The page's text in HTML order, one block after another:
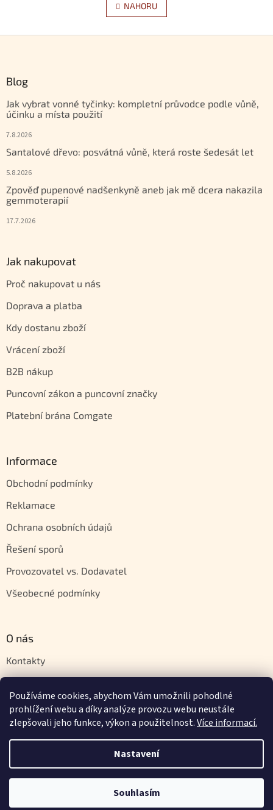
Používáme cookies, abychom Vám umožnili pohodlné
prohlížení webu a díky analýze provozu webu neustále
zlepšovali jeho funkce, výkon a použitelnost.Více informací.
Nastavení
Souhlasím
NAHORU
Blog
Jak vybrat vonné tyčinky: kompletní průvodce podle vůně,
účinku a místa použití
7.8.2026
Santalové dřevo: posvátná vůně, která roste šedesát let
5.8.2026
Zpověď pupenové nadšenkyně aneb jak mě dcera nakazila
gemmoterapií
17.7.2026
Jak nakupovat
Proč nakupovat u nás
Doprava a platba
Kdy dostanu zboží
Vrácení zboží
B2B nákup
Puncovní zákon a puncovní značky
Platební brána Comgate
Informace
Obchodní podmínky
Reklamace
Ochrana osobních údajů
Řešení sporů
Provozovatel vs. Dodavatel
Všeobecné podmínky
O nás
Kontakty
Napište nám
Vytvořil Shoptet
Orientstyle.cz. Všechna práva vyhrazena.